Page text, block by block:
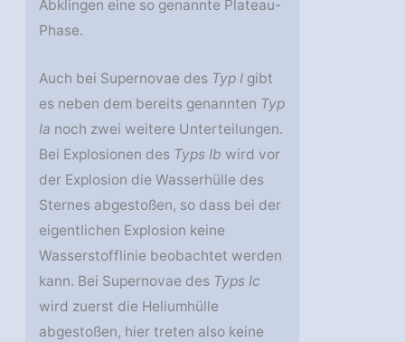
Abklingen eine so genannte Plateau-
Phase.
Auch bei Supernovae des Typ I gibt
es neben dem bereits genannten Typ
Ia noch zwei weitere Unterteilungen.
Bei Explosionen des Typs Ib wird vor
der Explosion die Wasserhülle des
Sternes abgestoßen, so dass bei der
eigentlichen Explosion keine
Wasserstofflinie beobachtet werden
kann. Bei Supernovae des Typs Ic
wird zuerst die Heliumhülle
abgestoßen, hier treten also keine